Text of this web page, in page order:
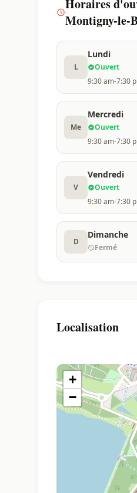
Horaires
Montigny-le-
L
Lundi
Ouvert
9:30 am-7:30
Me
Mercredi
Ouvert
9:30 am-7:30
V
Vendredi
Ouvert
9:30 am-7:30
D
Dimanche
Fermé
Localisation
+
−